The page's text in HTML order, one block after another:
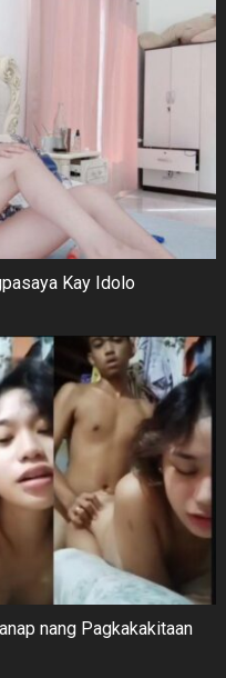
Kay Idolo
nang Pagkakakitaan